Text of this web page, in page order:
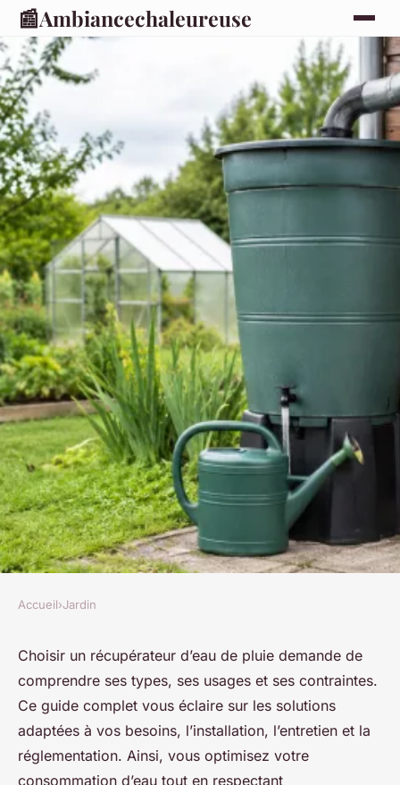
📰Ambiancechaleureuse
Récupérateur d'eau de pluie :
guide complet pour bien
choisir
Victor•10/10/2025 08:44 •8 min de lecture
Accueil›Jardin
Choisir un récupérateur d’eau de pluie demande de
comprendre ses types, ses usages et ses contraintes.
Ce guide complet vous éclaire sur les solutions
adaptées à vos besoins, l’installation, l’entretien et la
réglementation. Ainsi, vous optimisez votre
consommation d’eau tout en respectant